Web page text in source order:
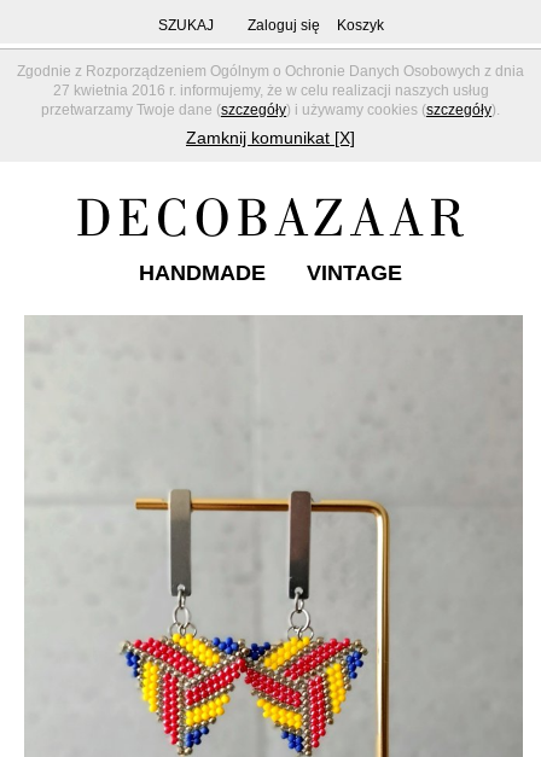
Zgodnie z Rozporządzeniem Ogólnym o Ochronie Danych Osobowych z dnia
27 kwietnia 2016 r. informujemy, że w celu realizacji naszych usług
przetwarzamy Twoje dane (szczegóły) i używamy cookies (szczegóły).
Zamknij komunikat [X]
SZUKAJ Zaloguj się Koszyk
HANDMADE VINTAGE